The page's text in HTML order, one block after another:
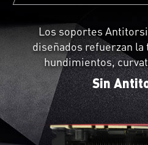
Los soportes
diseñados refuerzan
hundimientos,
Sin
Se puede agregar un
al gabinete de la PC
adicional de la
Instala el soporte
No todas las placas de
diseño de PCB
confiabilidad y un circuito
que empuja la